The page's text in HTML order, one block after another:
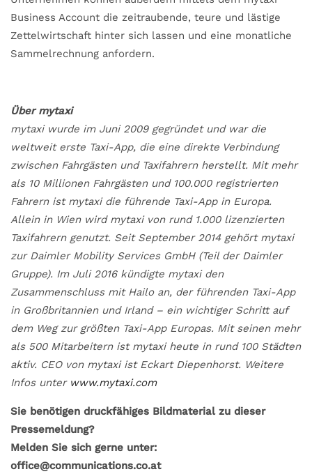
Business Account die zeitraubende, teure und lästige
Zettelwirtschaft hinter sich lassen und eine monatliche
Sammelrechnung anfordern.
Über mytaxi
mytaxi wurde im Juni 2009 gegründet und war die
weltweit erste Taxi-App, die eine direkte Verbindung
zwischen Fahrgästen und Taxifahrern herstellt. Mit mehr
als 10 Millionen Fahrgästen und 100.000 registrierten
Fahrern ist mytaxi die führende Taxi-App in Europa.
Allein in Wien wird mytaxi von rund 1.000 lizenzierten
Taxifahrern genutzt. Seit September 2014 gehört mytaxi
zur Daimler Mobility Services GmbH (Teil der Daimler
Gruppe). Im Juli 2016 kündigte mytaxi den
Zusammenschluss mit Hailo an, der führenden Taxi-App
in Großbritannien und Irland – ein wichtiger Schritt auf
dem Weg zur größten Taxi-App Europas. Mit seinen mehr
als 500 Mitarbeitern ist mytaxi heute in rund 100 Städten
aktiv. CEO von mytaxi ist Eckart Diepenhorst. Weitere
Infos unter www.mytaxi.com
Sie benötigen druckfähiges Bildmaterial zu dieser
Pressemeldung?
Melden Sie sich gerne unter:
office@communications.co.at